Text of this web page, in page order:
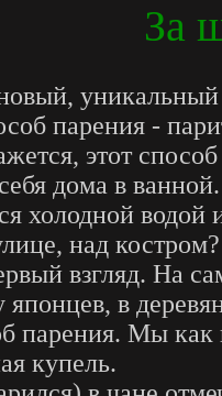
За
парения -
этот
дома в
холодной
над костром?
взгляд. На
японцев, в
парения. Мы как
купель.